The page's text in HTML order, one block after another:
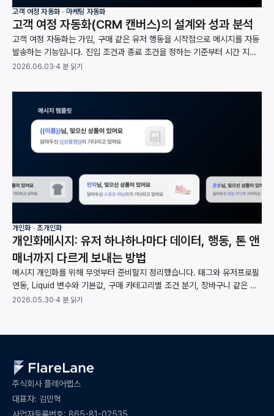
고객 여정 자동화 ∙ 마케팅 자동화
고객 여정 자동화(CRM 캔버스)의 설계와 성과 분석
고객 여정 자동화는 가입, 구매 같은 유저 행동을 시작점으로 메시지를 자동
발송하는 기능입니다. 진입 조건과 종료 조건을 정하는 기준부터 시간 지연,
분기, A/B 테스트, 방해 금지 시간대까지 여정 설계 과정을 정리했습니다.
2026.06.03·4 분 읽기
개인화 ∙ 초개인화
개인화메시지: 유저 하나하나마다 데이터, 행동, 톤 앤
매너까지 다르게 보내는 방법
메시지 개인화를 위해 무엇부터 준비할지 정리했습니다. 태그와 유저프로필
연동, Liquid 변수와 기본값, 구매 카테고리별 조건 분기, 장바구니 같은 행
동 데이터 반영까지 받는 사람마다 내용이 달라지는 메시지를 만드는 과정을
2026.05.30·4 분 읽기
주식회사 플레어랩스
대표자: 김민혁